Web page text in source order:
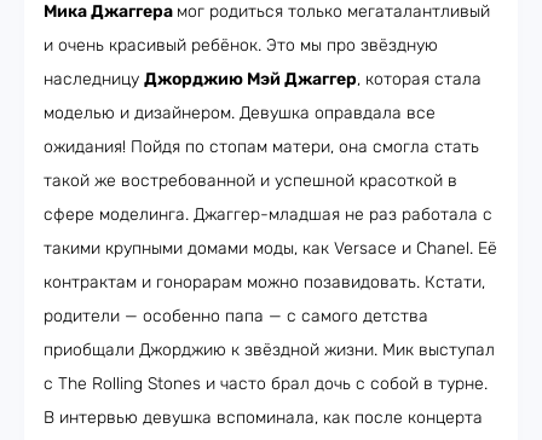
Мика Джаггера мог родиться только мегаталантливый
и очень красивый ребёнок. Это мы про звёздную
наследницу Джорджию Мэй Джаггер, которая стала
моделью и дизайнером. Девушка оправдала все
ожидания! Пойдя по стопам матери, она смогла стать
такой же востребованной и успешной красоткой в
сфере моделинга. Джаггер-младшая не раз работала с
такими крупными домами моды, как Versace и Chanel. Её
контрактам и гонорарам можно позавидовать. Кстати,
родители — особенно папа — с самого детства
приобщали Джорджию к звёздной жизни. Мик выступал
с The Rolling Stones и часто брал дочь с собой в турне.
В интервью девушка вспоминала, как после концерта